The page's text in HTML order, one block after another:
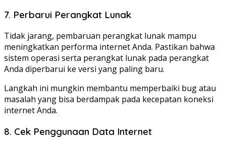
7. Perbarui Perangkat Lunak
Tidak jarang, pembaruan perangkat lunak mampu
meningkatkan performa internet Anda. Pastikan bahwa
sistem operasi serta perangkat lunak pada perangkat
Anda diperbarui ke versi yang paling baru.
Langkah ini mungkin membantu memperbaiki bug atau
masalah yang bisa berdampak pada kecepatan koneksi
internet Anda.
8. Cek Penggunaan Data Internet